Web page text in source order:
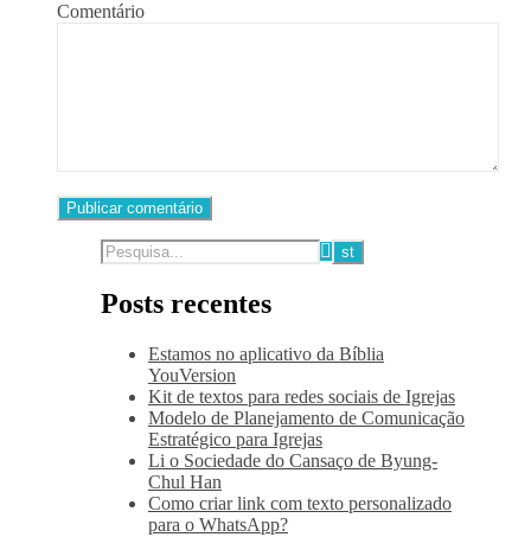
Comentário
Posts recentes
Estamos no aplicativo da Bíblia
YouVersion
Kit de textos para redes sociais de Igrejas
Modelo de Planejamento de Comunicação
Estratégico para Igrejas
Li o Sociedade do Cansaço de Byung-
Chul Han
Como criar link com texto personalizado
para o WhatsApp?